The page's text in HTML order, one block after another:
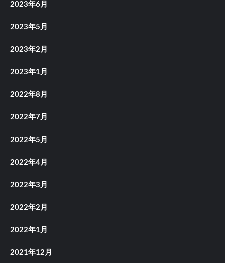
2023年6月
2023年5月
2023年2月
2023年1月
2022年8月
2022年7月
2022年5月
2022年4月
2022年3月
2022年2月
2022年1月
2021年12月